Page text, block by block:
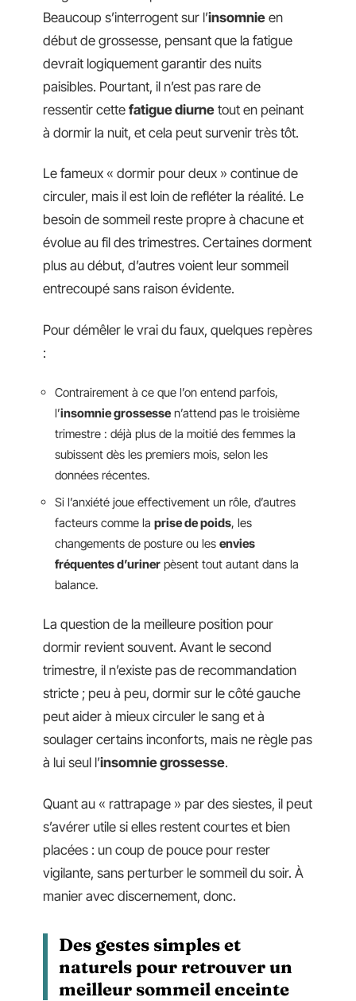
Beaucoup s’interrogent sur l’insomnie en
début de grossesse, pensant que la fatigue
devrait logiquement garantir des nuits
paisibles. Pourtant, il n’est pas rare de
ressentir cette fatigue diurne tout en peinant
à dormir la nuit, et cela peut survenir très tôt.
Le fameux « dormir pour deux » continue de
circuler, mais il est loin de refléter la réalité. Le
besoin de sommeil reste propre à chacune et
évolue au fil des trimestres. Certaines dorment
plus au début, d’autres voient leur sommeil
entrecoupé sans raison évidente.
Pour démêler le vrai du faux, quelques repères
:
Contrairement à ce que l’on entend parfois,
l’insomnie grossesse n’attend pas le troisième
trimestre : déjà plus de la moitié des femmes la
subissent dès les premiers mois, selon les
données récentes.
Si l’anxiété joue effectivement un rôle, d’autres
facteurs comme la prise de poids, les
changements de posture ou les envies
fréquentes d’uriner pèsent tout autant dans la
balance.
La question de la meilleure position pour
dormir revient souvent. Avant le second
trimestre, il n’existe pas de recommandation
stricte ; peu à peu, dormir sur le côté gauche
peut aider à mieux circuler le sang et à
soulager certains inconforts, mais ne règle pas
à lui seul l’insomnie grossesse.
Quant au « rattrapage » par des siestes, il peut
s’avérer utile si elles restent courtes et bien
placées : un coup de pouce pour rester
vigilante, sans perturber le sommeil du soir. À
manier avec discernement, donc.
Des gestes simples et
naturels pour retrouver un
meilleur sommeil enceinte